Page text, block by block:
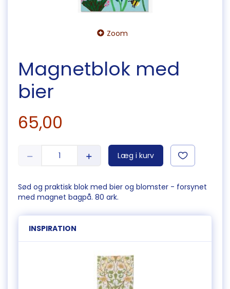
Zoom
Magnetblok med
bier
65,00
Læg i kurv
Sød og praktisk blok med bier og blomster - forsynet
med magnet bagpå. 80 ark.
INSPIRATION